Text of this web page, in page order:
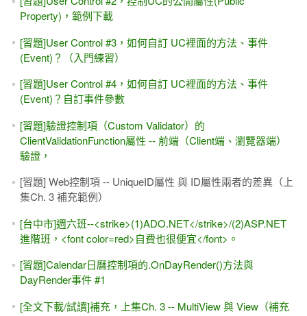
多國語系 /當地語系 / Localization -- 修改IE / Chrome /
FireFox瀏覽器的語系、編碼設定
[習題]ASP.NET的 簡易投票區 #1 -- 長條圖（繪製圖表）
ADO.NET入門文章（書本文章公開 / 下載）#1 -- 各種基礎範
例
[補充]下集，Ch.10 -- DIY網站首頁。改用 String.Format()、
關閉 ViewState
[習題]動態新增 DropDownList或 ListBox底下的新項目
（Item）#3 -- AppendDataBoundItems屬性
[YouTube影片] .NET 4.5 非同步程式，從一張圖知道原來如此
(async & await)
[習題]CheckBoxList + DB。資料表的第三個欄位當成子選項
的「預設被選取（.Selected）」
陳鍾誠 老師的三門課 -- C# / Web / JavaScript
[YouTube影片] SQL Server 的 FILESTREAM 簡單設定 -